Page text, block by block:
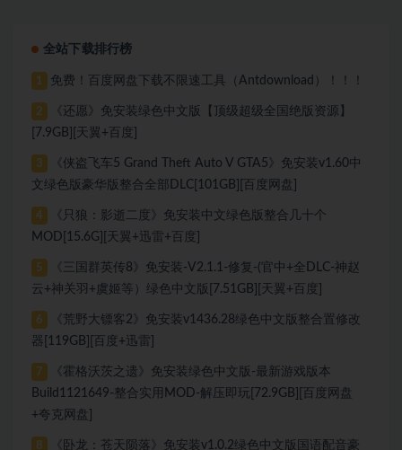
全站下载排行榜
1 免费！百度网盘下载不限速工具（Antdownload）！！！
2
《还愿》免安装绿色中文版【顶级超级全国绝版资源】
[7.9GB][天翼+百度]
3
《侠盗飞车5 Grand Theft Auto V GTA5》免安装v1.60中
文绿色版豪华版整合全部DLC[101GB][百度网盘]
4
《只狼：影逝二度》免安装中文绿色版整合几十个
MOD[15.6G][天翼+迅雷+百度]
5
《三国群英传8》免安装-V2.1.1-修复-(官中+全DLC-神赵
云+神关羽+虞姬等）绿色中文版[7.51GB][天翼+百度]
6
《荒野大镖客2》免安装v1436.28绿色中文版整合置修改
器[119GB][百度+迅雷]
7
《霍格沃茨之遗》免安装绿色中文版-最新游戏版本
Build1121649-整合实用MOD-解压即玩[72.9GB][百度网盘
+夸克网盘]
8
《卧龙：苍天陨落》免安装v1.0.2绿色中文版国语配音豪